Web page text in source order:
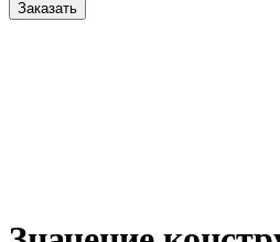
Заказать